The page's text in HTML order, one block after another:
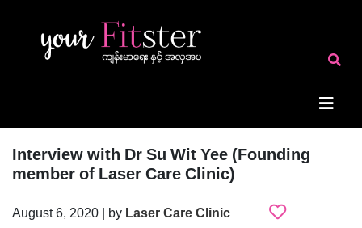
Interview with Dr Su Wit Yee (Founding
member of Laser Care Clinic)
August 6, 2020 | byLaser Care Clinic